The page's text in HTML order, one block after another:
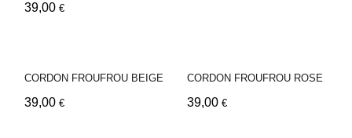
39,00 €
CORDON FROUFROU BEIGE
39,00 €
CORDON FROUFROU ROSE
39,00 €